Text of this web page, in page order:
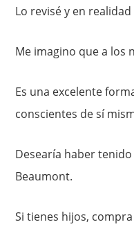
Lo revisé y en
Me imagino que a los
Es una excelente
conscientes de sí
Desearía haber
Beaumont.
Si tienes hijos,